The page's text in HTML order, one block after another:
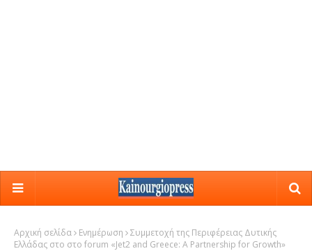
Αρχική σελίδα Ενημέρωση
Συμμετοχή της Περιφέρειας Δυτικής
Ελλάδας στο στο forum «Jet2 and Greece: A Partnership for Growth»